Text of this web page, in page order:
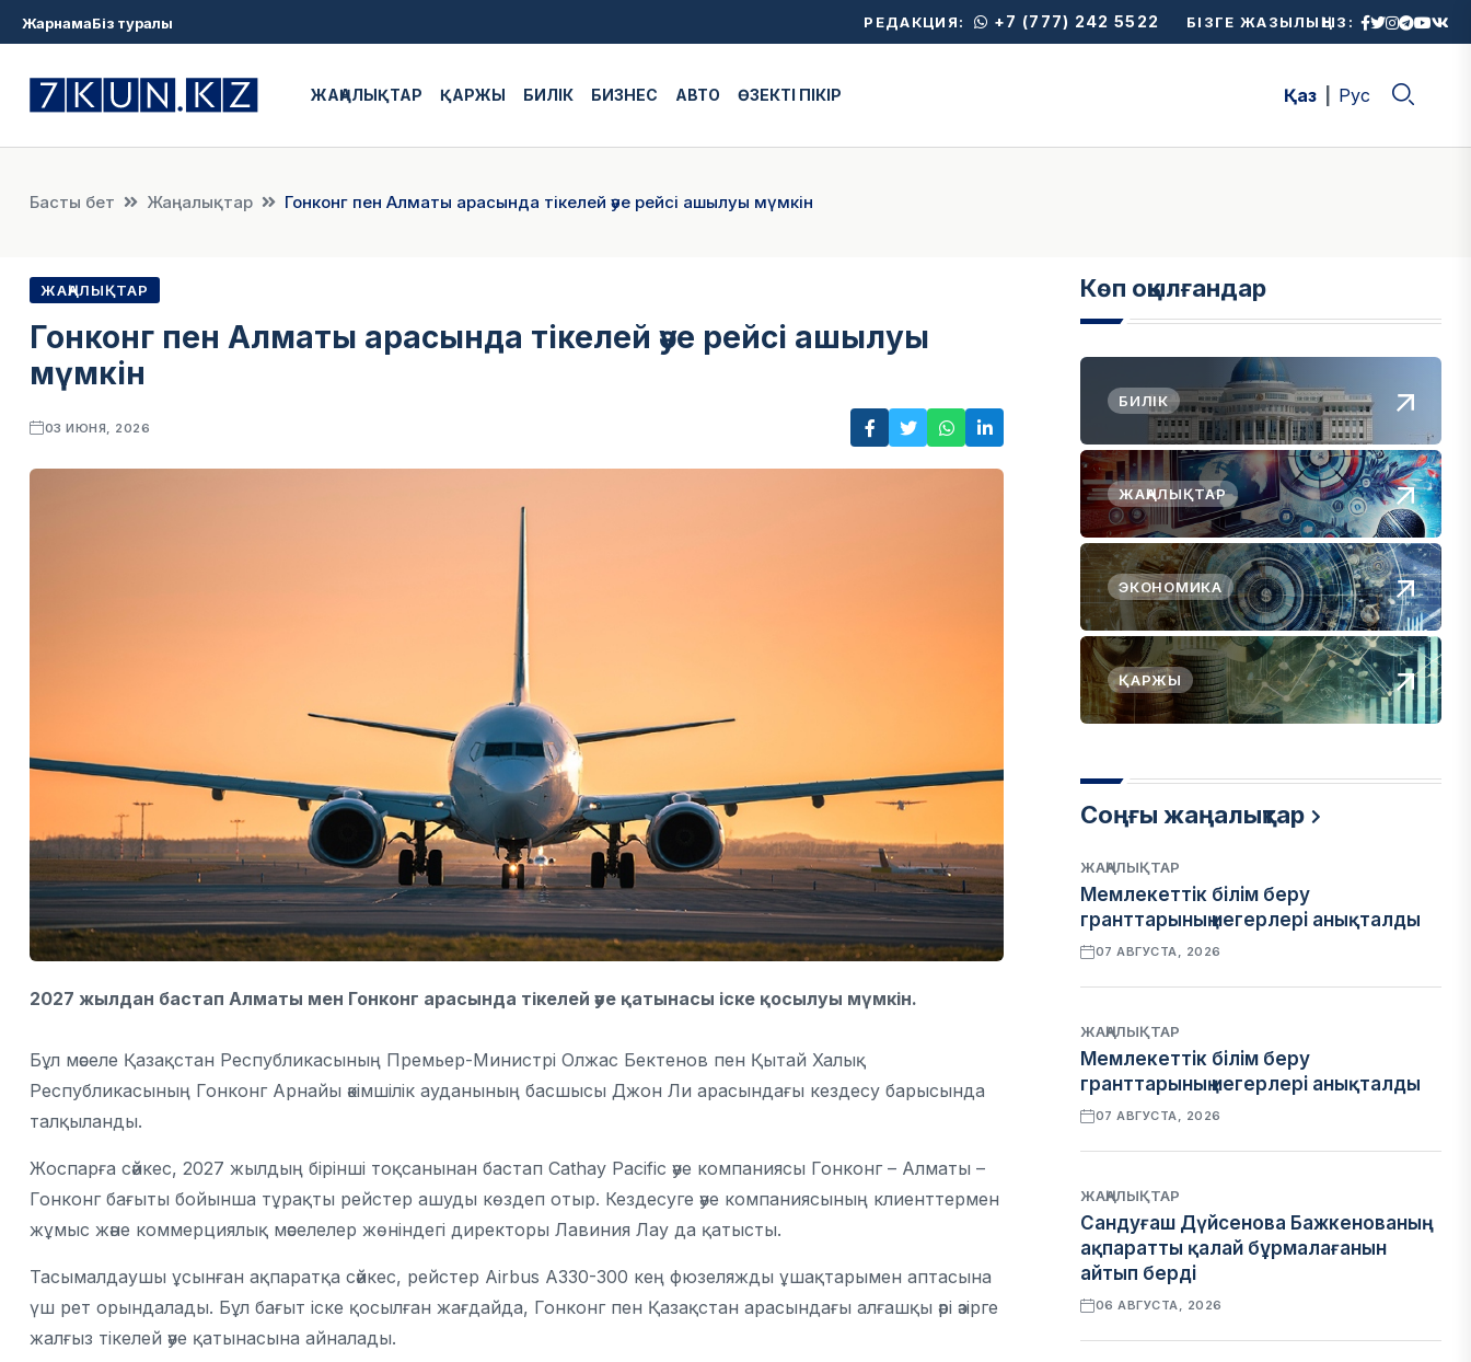
ЖарнамаБіз туралы РЕДАКЦИЯ: +7 (777) 242 5522 БІЗГЕ ЖАЗЫЛЫҢЫЗ:
ЖАҢАЛЫҚТАР ҚАРЖЫ БИЛІК БИЗНЕС АВТО ӨЗЕКТІ ПІКІР Қаз Рус
Басты бет Жаңалықтар Гонконг пен Алматы арасында тікелей әуе рейсі ашылуы мүмкін
ЖАҢАЛЫҚТАР
Гонконг пен Алматы арасында тікелей әуе рейсі ашылуы
мүмкін
03 ИЮНЯ, 2026
2027 жылдан бастап Алматы мен Гонконг арасында тікелей әуе қатынасы іске қосылуы мүмкін.
Бұл мәселе Қазақстан Республикасының Премьер-Министрі Олжас Бектенов пен Қытай Халық
Республикасының Гонконг Арнайы әкімшілік ауданының басшысы Джон Ли арасындағы кездесу барысында
талқыланды.
Жоспарға сәйкес, 2027 жылдың бірінші тоқсанынан бастап Cathay Pacific әуе компаниясы Гонконг – Алматы –
Гонконг бағыты бойынша тұрақты рейстер ашуды көздеп отыр. Кездесуге әуе компаниясының клиенттермен
жұмыс және коммерциялық мәселелер жөніндегі директоры Лавиния Лау да қатысты.
Тасымалдаушы ұсынған ақпаратқа сәйкес, рейстер Airbus A330-300 кең фюзеляжды ұшақтарымен аптасына
үш рет орындалады. Бұл бағыт іске қосылған жағдайда, Гонконг пен Қазақстан арасындағы алғашқы әрі әзірге
жалғыз тікелей әуе қатынасына айналады.
Көп оқылғандар
БИЛІК
ЖАҢАЛЫҚТАР
ЭКОНОМИКА
ҚАРЖЫ
Соңғы жаңалықтар
ЖАҢАЛЫҚТАР
Мемлекеттік білім беру
гранттарының иегерлері анықталды
07 АВГУСТА, 2026
ЖАҢАЛЫҚТАР
Мемлекеттік білім беру
гранттарының иегерлері анықталды
07 АВГУСТА, 2026
ЖАҢАЛЫҚТАР
Сандуғаш Дүйсенова Бажкенованың
ақпаратты қалай бұрмалағанын
айтып берді
06 АВГУСТА, 2026